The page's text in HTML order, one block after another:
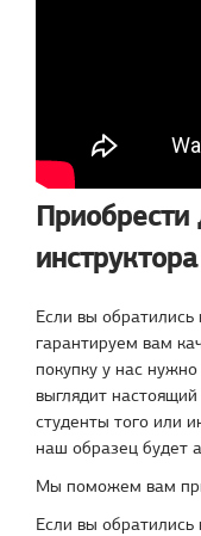
Если вы
гарантируем вам
покупку у нас
выглядит
студенты того или
наш образец будет
Мы поможем вам
Если вы